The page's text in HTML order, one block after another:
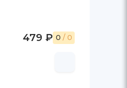
479 ₽ 0 / 0